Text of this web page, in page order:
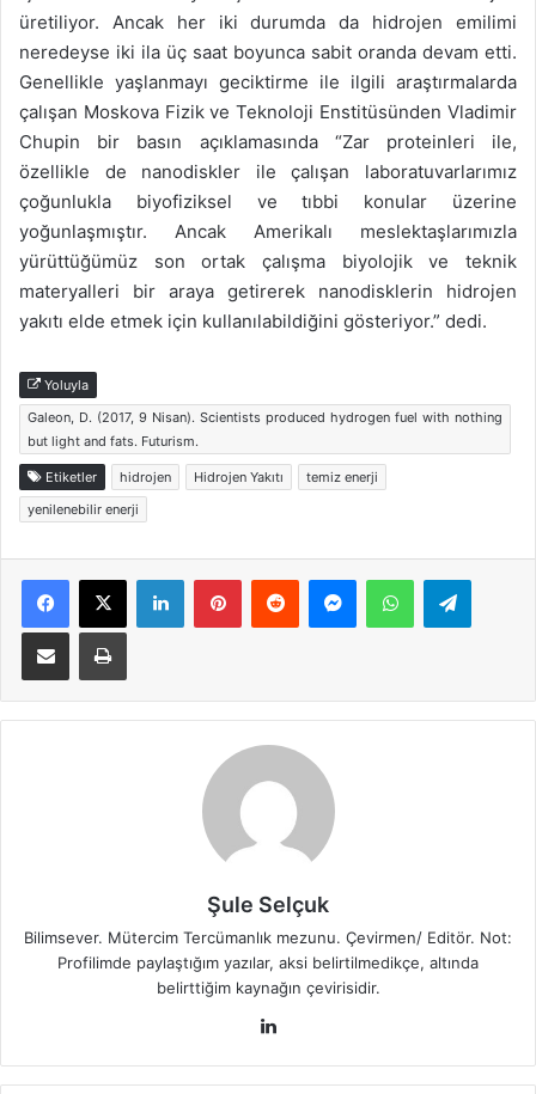
üretiliyor. Ancak her iki durumda da hidrojen emilimi
neredeyse iki ila üç saat boyunca sabit oranda devam etti.
Genellikle yaşlanmayı geciktirme ile ilgili araştırmalarda
çalışan Moskova Fizik ve Teknoloji Enstitüsünden Vladimir
Chupin bir basın açıklamasında “Zar proteinleri ile,
özellikle de nanodiskler ile çalışan laboratuvarlarımız
çoğunlukla biyofiziksel ve tıbbi konular üzerine
yoğunlaşmıştır. Ancak Amerikalı meslektaşlarımızla
yürüttüğümüz son ortak çalışma biyolojik ve teknik
materyalleri bir araya getirerek nanodisklerin hidrojen
yakıtı elde etmek için kullanılabildiğini gösteriyor.” dedi.
Yoluyla
Galeon, D. (2017, 9 Nisan). Scientists produced hydrogen fuel with nothing
but light and fats. Futurism.
Etiketler hidrojen Hidrojen Yakıtı
temiz enerji
yenilenebilir enerji
Facebook
X LinkedInPinterestReddit MessengerWhatsApp
E-Posta ile paylaş Yazdır
Şule Selçuk
Bilimsever. Mütercim Tercümanlık mezunu. Çevirmen/ Editör. Not:
Profilimde paylaştığım yazılar, aksi belirtilmedikçe, altında
belirttiğim kaynağın çevirisidir.